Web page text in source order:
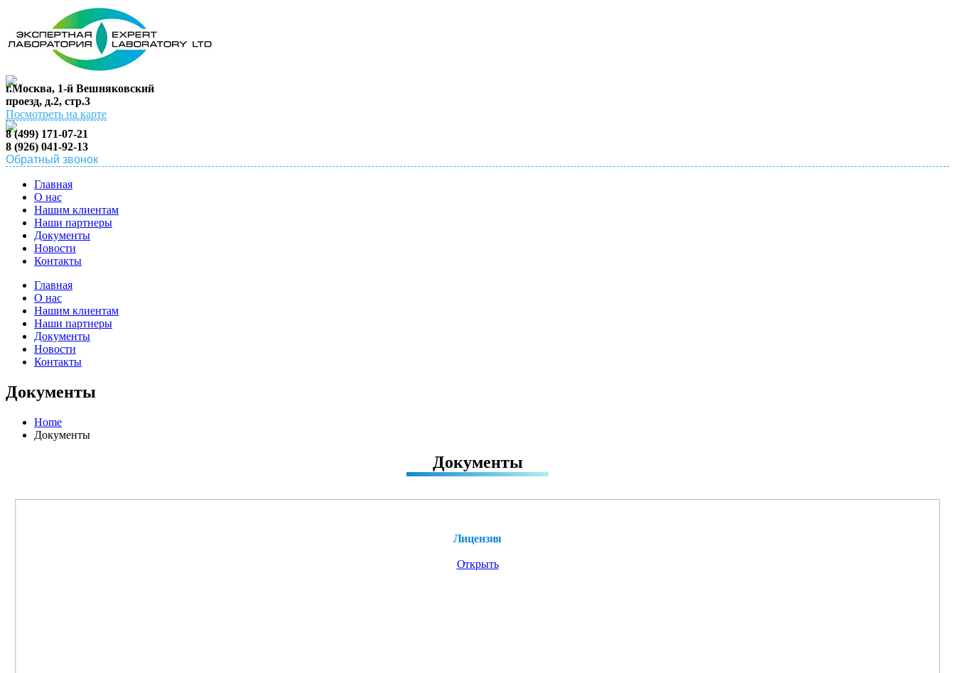
г.Москва, 1-й Вешняковский
проезд, д.2, стр.3
Посмотреть на карте
8 (499) 171-07-21
8 (926) 041-92-13
Обратный звонок
Главная
О нас
Нашим клиентам
Наши партнеры
Документы
Новости
Контакты
Главная
О нас
Нашим клиентам
Наши партнеры
Документы
Новости
Контакты
Документы
Home
Документы
Документы
Лицензия
Открыть